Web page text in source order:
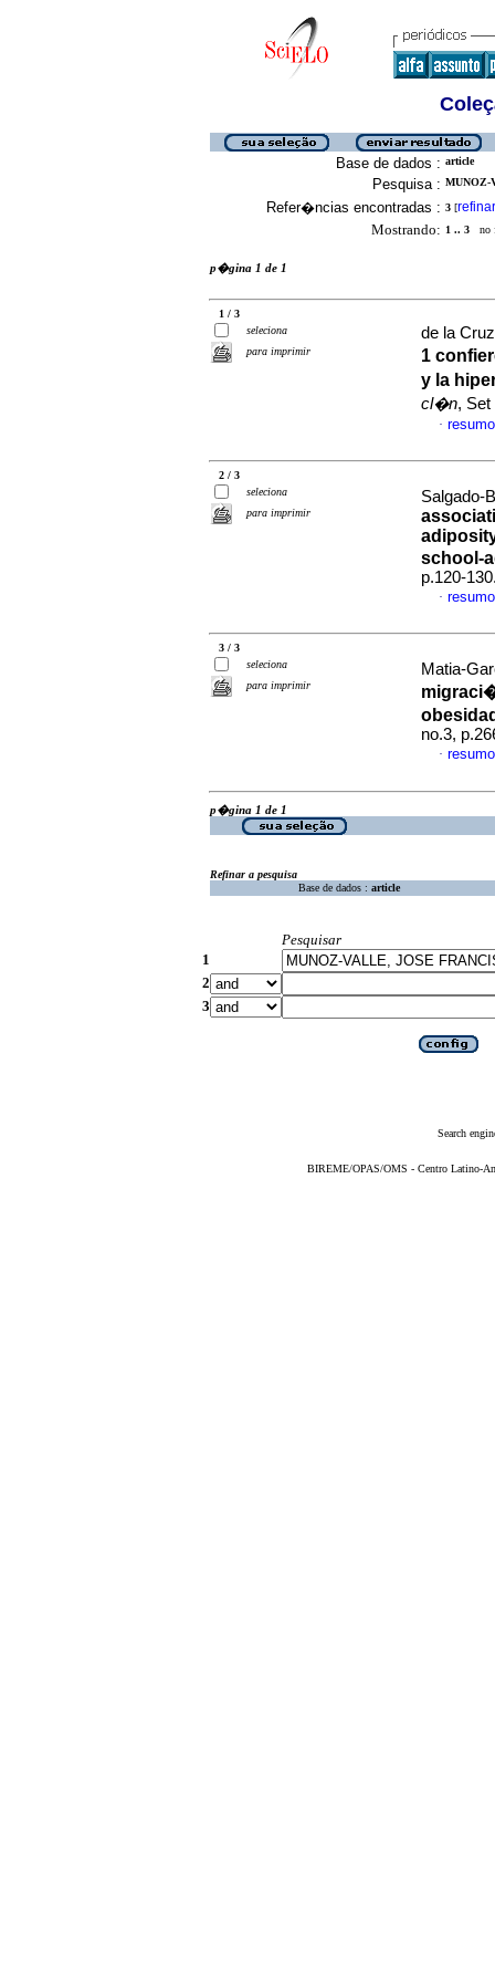
Base de dados : article
Pesquisa : MUNOZ-
Refer�ncias encontradas : 3 [refinar
Mostrando: 1 .. 3 no
p�gina 1 de 1
1 / 3
seleciona
para imprimir
de la
1
y la
cl�n, Set
·
2 / 3
seleciona
para imprimir
Salgado-
school-
p.120-
·
3 / 3
seleciona
para imprimir
Matia-
no.3,
·
p�gina 1 de 1
Refinar a pesquisa
Base de dados : article
Pesquisar
1
2
3
Search
BIREME/OPAS/OMS - Centro Latino-